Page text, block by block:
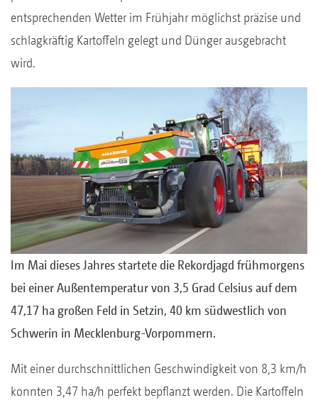
entsprechenden Wetter im Frühjahr möglichst präzise und
schlagkräftig Kartoffeln gelegt und Dünger ausgebracht
wird.
Im Mai dieses Jahres startete die Rekordjagd frühmorgens
bei einer Außentemperatur von 3,5 Grad Celsius auf dem
47,17 ha großen Feld in Setzin, 40 km südwestlich von
Schwerin in Mecklenburg-Vorpommern.
Mit einer durchschnittlichen Geschwindigkeit von 8,3 km/h
konnten 3,47 ha/h perfekt bepflanzt werden. Die Kartoffeln